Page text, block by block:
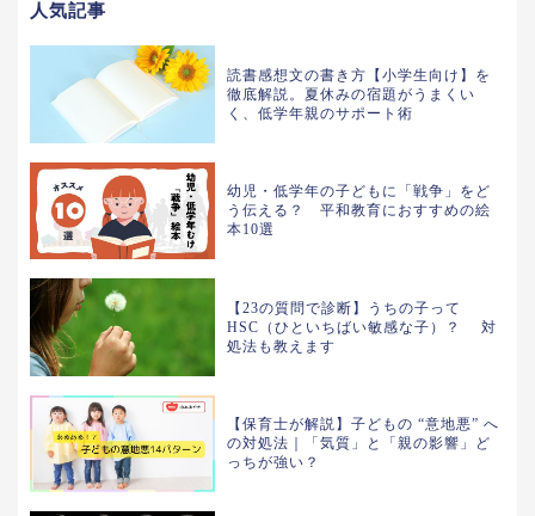
人気記事
読書感想文の書き方【小学生向け】を
徹底解説。夏休みの宿題がうまくい
く、低学年親のサポート術
幼児・低学年の子どもに「戦争」をど
う伝える？ 平和教育におすすめの絵
本10選
【23の質問で診断】うちの子って
HSC（ひといちばい敏感な子）？ 対
処法も教えます
【保育士が解説】子どもの “意地悪” へ
の対処法｜「気質」と「親の影響」ど
っちが強い？